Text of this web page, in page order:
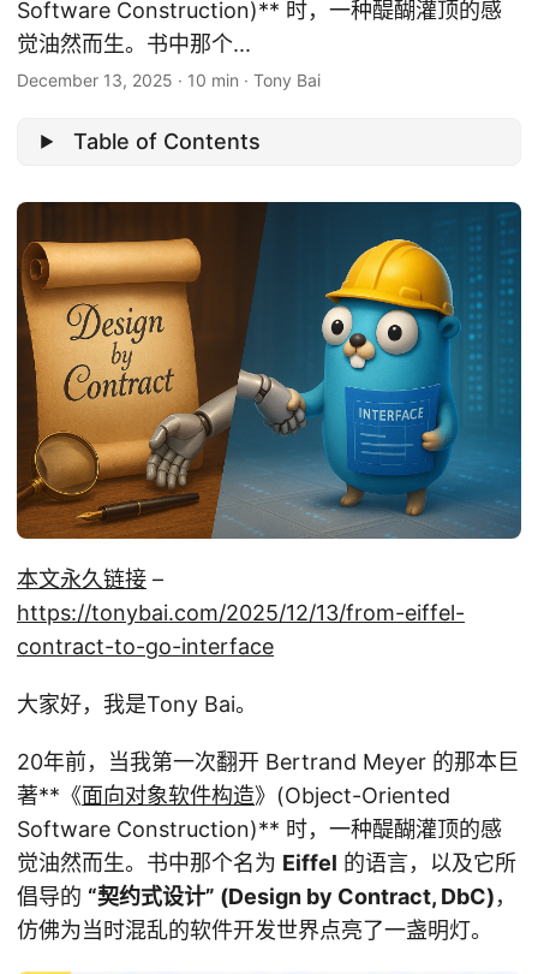
Software Construction)** 时，一种醍醐灌顶的感
觉油然而生。书中那个...
December 13, 2025 · 10 min · Tony Bai
Table of Contents
本文永久链接 –
https://tonybai.com/2025/12/13/from-eiffel-
contract-to-go-interface
大家好，我是Tony Bai。
20年前，当我第一次翻开 Bertrand Meyer 的那本巨
著**《面向对象软件构造》(Object-Oriented
Software Construction)** 时，一种醍醐灌顶的感
觉油然而生。书中那个名为 Eiffel 的语言，以及它所
倡导的 “契约式设计” (Design by Contract, DbC)，
仿佛为当时混乱的软件开发世界点亮了一盏明灯。